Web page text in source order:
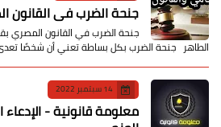
جنحة الضرب في القانون
جنحة الضرب في القانون المصري
الطاهر جنحة الضرب بكل بساطة تعني أن شخصًا
14 سبتمبر 2022
معلومة قانونية -